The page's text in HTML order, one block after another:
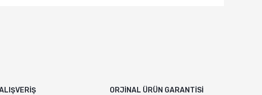
ORJİNAL ÜRÜN GARANTİSİ